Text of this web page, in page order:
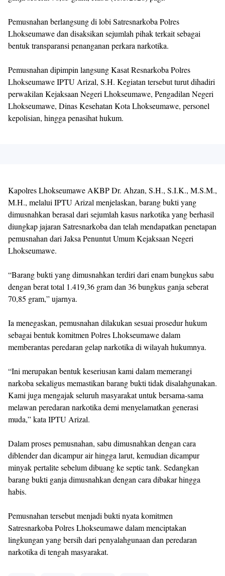
Pemusnahan berlangsung di lobi Satresnarkoba Polres
Lhokseumawe dan disaksikan sejumlah pihak terkait sebagai
bentuk transparansi penanganan perkara narkotika.
Pemusnahan dipimpin langsung Kasat Resnarkoba Polres
Lhokseumawe IPTU Arizal, S.H. Kegiatan tersebut turut dihadiri
perwakilan Kejaksaan Negeri Lhokseumawe, Pengadilan Negeri
Lhokseumawe, Dinas Kesehatan Kota Lhokseumawe, personel
kepolisian, hingga penasihat hukum.
Kapolres Lhokseumawe AKBP Dr. Ahzan, S.H., S.I.K., M.S.M.,
M.H., melalui IPTU Arizal menjelaskan, barang bukti yang
dimusnahkan berasal dari sejumlah kasus narkotika yang berhasil
diungkap jajaran Satresnarkoba dan telah mendapatkan penetapan
pemusnahan dari Jaksa Penuntut Umum Kejaksaan Negeri
Lhokseumawe.
“Barang bukti yang dimusnahkan terdiri dari enam bungkus sabu
dengan berat total 1.419,36 gram dan 36 bungkus ganja seberat
70,85 gram,” ujarnya.
Ia menegaskan, pemusnahan dilakukan sesuai prosedur hukum
sebagai bentuk komitmen Polres Lhokseumawe dalam
memberantas peredaran gelap narkotika di wilayah hukumnya.
“Ini merupakan bentuk keseriusan kami dalam memerangi
narkoba sekaligus memastikan barang bukti tidak disalahgunakan.
Kami juga mengajak seluruh masyarakat untuk bersama-sama
melawan peredaran narkotika demi menyelamatkan generasi
muda,” kata IPTU Arizal.
Dalam proses pemusnahan, sabu dimusnahkan dengan cara
diblender dan dicampur air hingga larut, kemudian dicampur
minyak pertalite sebelum dibuang ke septic tank. Sedangkan
barang bukti ganja dimusnahkan dengan cara dibakar hingga
habis.
Pemusnahan tersebut menjadi bukti nyata komitmen
Satresnarkoba Polres Lhokseumawe dalam menciptakan
lingkungan yang bersih dari penyalahgunaan dan peredaran
narkotika di tengah masyarakat.